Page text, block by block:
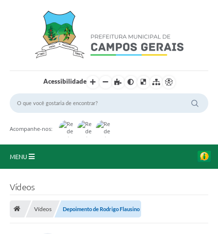
Acessibilidade
Acompanhe-nos:
MENU
Vídeos
Vídeos Depoimento de Rodrigo Flausino